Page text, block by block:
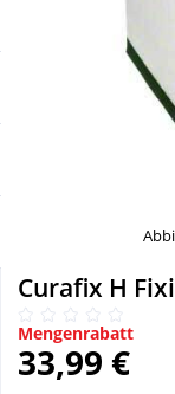
Täglich gut
Natur &
Sanitätshaus
Curafix H
Mengenrabatt
33,99 €